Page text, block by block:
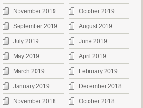
November 2019 October 2019
September 2019 August 2019
July 2019 June 2019
May 2019 April 2019
March 2019 February 2019
January 2019 December 2018
November 2018 October 2018